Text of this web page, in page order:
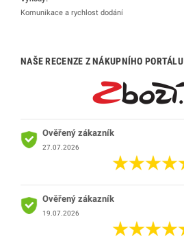
Komunikace a rychlost dodání
NAŠE RECENZE Z NÁKUPNÍHO PORTÁLU
Ověřený zákazník
27.07.2026
Ověřený zákazník
19.07.2026